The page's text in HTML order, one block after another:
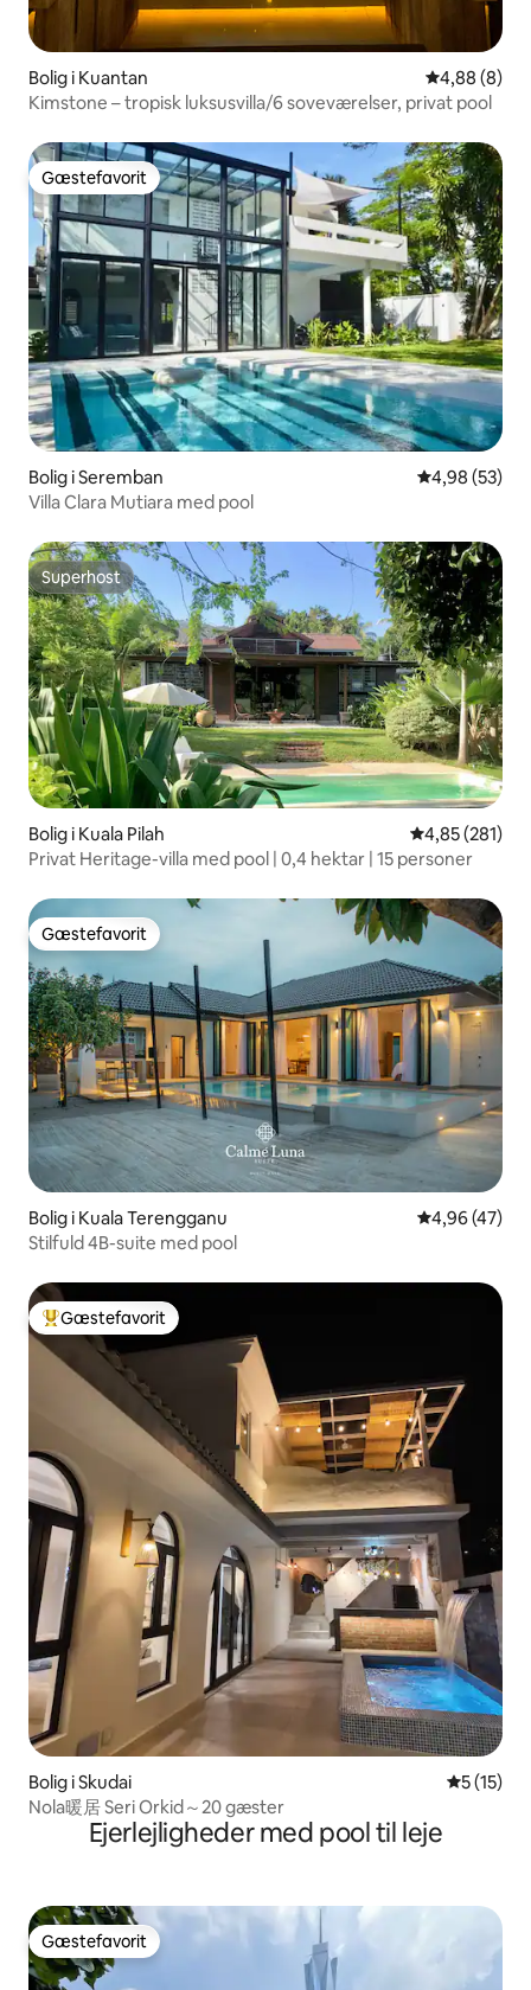
Bolig i Kuantan 4,88 ud af 5
4,88 (8)
Kimstone – tropisk luksusvilla/6 soveværelser, privat pool
Gæstefavorit
Gæstefavorit
Bolig i Seremban 4,98 ud af 5 i
4,98 (53)
Villa Clara Mutiara med pool
Superhost
Superhost
Bolig i Kuala Pilah 4,85 ud af 5 i
4,85 (281)
Privat Heritage-villa med pool | 0,4 hektar | 15 personer
Gæstefavorit
Gæstefavorit
Bolig i Kuala Terengganu 4,96 ud af 5 i
4,96 (47)
Stilfuld 4B-suite med pool
Bedste gæstefavorit
Gæstefavorit
Bolig i Skudai 5 ud af 5
5 (15)
Nola暖居 Seri Orkid～20 gæster
Ejerlejligheder med pool til leje
Gæstefavorit
Gæstefavorit